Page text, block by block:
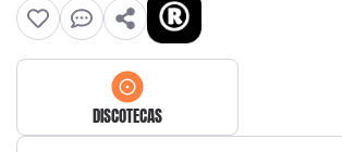
DISCOTECAS